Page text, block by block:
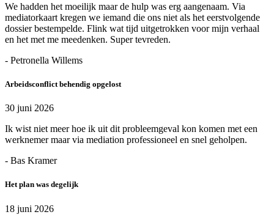
We hadden het moeilijk maar de hulp was erg aangenaam. Via
mediatorkaart kregen we iemand die ons niet als het eerstvolgende
dossier bestempelde. Flink wat tijd uitgetrokken voor mijn verhaal
en het met me meedenken. Super tevreden.
- Petronella Willems
Arbeidsconflict behendig opgelost
30 juni 2026
Ik wist niet meer hoe ik uit dit probleemgeval kon komen met een
werknemer maar via mediation professioneel en snel geholpen.
- Bas Kramer
Het plan was degelijk
18 juni 2026